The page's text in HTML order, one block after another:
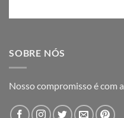
SOBRE NÓS
Nosso compromisso é com a